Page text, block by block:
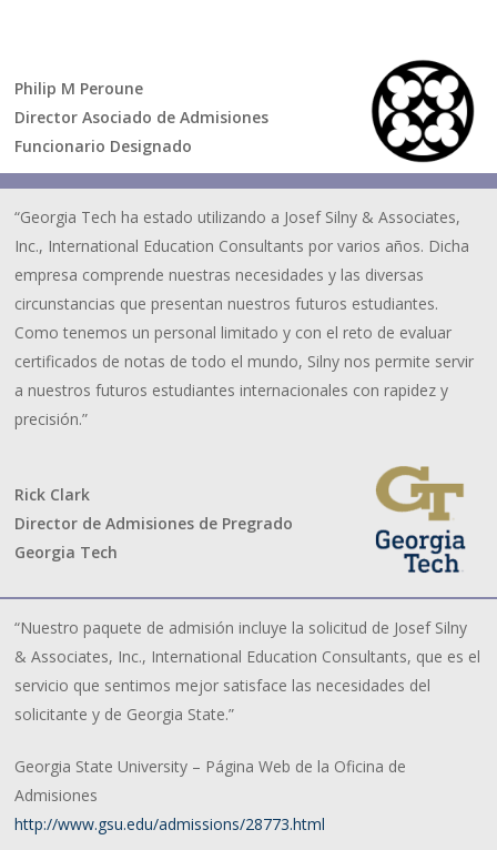
Philip M Peroune
Director Asociado de Admisiones
Funcionario Designado
“Georgia Tech ha estado utilizando a Josef Silny & Associates,
Inc., International Education Consultants por varios años. Dicha
empresa comprende nuestras necesidades y las diversas
circunstancias que presentan nuestros futuros estudiantes.
Como tenemos un personal limitado y con el reto de evaluar
certificados de notas de todo el mundo, Silny nos permite servir
a nuestros futuros estudiantes internacionales con rapidez y
precisión.”
Rick Clark
Director de Admisiones de Pregrado
Georgia Tech
“Nuestro paquete de admisión incluye la solicitud de Josef Silny
& Associates, Inc., International Education Consultants, que es el
servicio que sentimos mejor satisface las necesidades del
solicitante y de Georgia State.”
Georgia State University – Página Web de la Oficina de
Admisiones
http://www.gsu.edu/admissions/28773.html